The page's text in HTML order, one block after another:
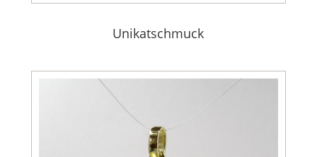
Unikatschmuck